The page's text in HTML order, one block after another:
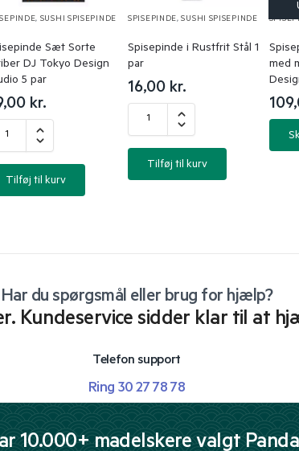
, SUSHI SPISEPINDE
Sæt Sorte
DJ Tokyo Design
5 par
kr.
Tilføj til kurv
SPISEPINDE,SUSHI SPISEPINDE
Spisepinde i Rustfrit Stål 1
par
16,00 kr.
Tilføj til kurv
med
Har du spørgsmål eller brug for hjælp?
Kundeservice sidder klar til at
Telefon support
Ring 30 27 78 78
10.000+ madelskere valgt